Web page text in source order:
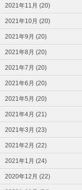
2021年11月 (20)
2021年10月 (20)
2021年9月 (20)
2021年8月 (20)
2021年7月 (20)
2021年6月 (20)
2021年5月 (20)
2021年4月 (21)
2021年3月 (23)
2021年2月 (22)
2021年1月 (24)
2020年12月 (22)